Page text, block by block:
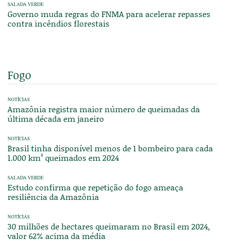
SALADA VERDE
Governo muda regras do FNMA para acelerar repasses
contra incêndios florestais
Fogo
NOTÍCIAS
Amazônia registra maior número de queimadas da
última década em janeiro
NOTÍCIAS
Brasil tinha disponível menos de 1 bombeiro para cada
1.000 km² queimados em 2024
SALADA VERDE
Estudo confirma que repetição do fogo ameaça
resiliência da Amazônia
NOTÍCIAS
30 milhões de hectares queimaram no Brasil em 2024,
valor 62% acima da média